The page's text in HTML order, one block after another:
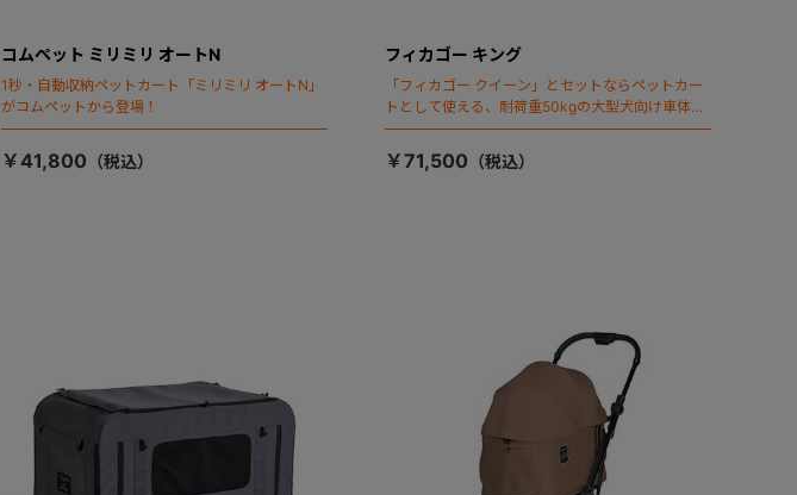
コムペット ミリミリ オートN
1秒・自動収納ペットカート「ミリミリ オートN」
がコムペットから登場！
￥41,800
フィカゴー キング
「フィカゴー クイーン」とセットならペットカー
トとして使える、耐荷重50kgの大型犬向け車体登
場！
￥71,500